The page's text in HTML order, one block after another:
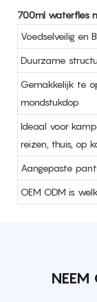
700ml waterfles
Voedselveilig en
Duurzame
Gemakkelijk te
mondstukdop
Ideaal voor
reizen, thuis, op
Aangepaste
OEM ODM is
NEEM